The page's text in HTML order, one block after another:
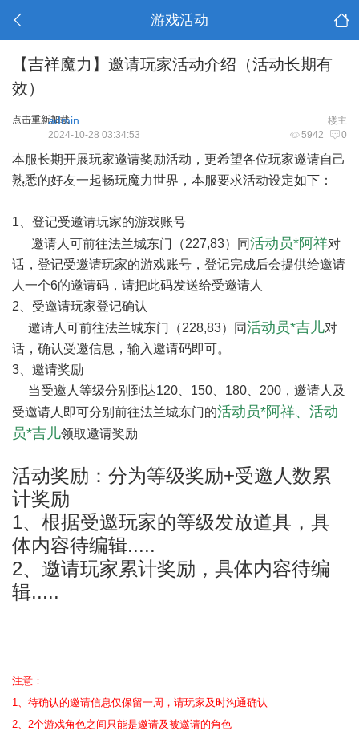
游戏活动
【吉祥魔力】邀请玩家活动介绍（活动长期有
效）
点击重新加载 楼主
admin
5942 0
2024-10-28 03:34:53
本服长期开展玩家邀请奖励活动，更希望各位玩家邀请自己
熟悉的好友一起畅玩魔力世界，本服要求活动设定如下：
1、登记受邀请玩家的游戏账号
邀请人可前往法兰城东门（227,83）同活动员*阿祥对
话，登记受邀请玩家的游戏账号，登记完成后会提供给邀请
人一个6的邀请码，请把此码发送给受邀请人
2、受邀请玩家登记确认
邀请人可前往法兰城东门（228,83）同活动员*吉儿对
话，确认受邀信息，输入邀请码即可。
3、邀请奖励
当受邀人等级分别到达120、150、180、200，邀请人及
受邀请人即可分别前往法兰城东门的活动员*阿祥、 活动
员*吉儿领取邀请奖励
活动奖励：分为等级奖励+受邀人数累
计奖励
1、根据受邀玩家的等级发放道具，具
体内容待编辑.....
2、邀请玩家累计奖励，具体内容待编
辑.....
注意：
1、待确认的邀请信息仅保留一周，请玩家及时沟通确认
2、2个游戏角色之间只能是邀请及被邀请的角色